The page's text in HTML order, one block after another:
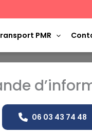
PMR
06 03 43 74 48